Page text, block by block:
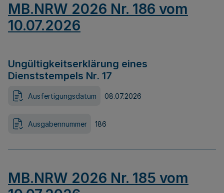
MB.NRW 2026 Nr. 186 vom
10.07.2026
Ungültigkeitserklärung eines
Dienststempels Nr. 17
Ausfertigungsdatum 08.07.2026
Ausgabennummer 186
MB.NRW 2026 Nr. 185 vom